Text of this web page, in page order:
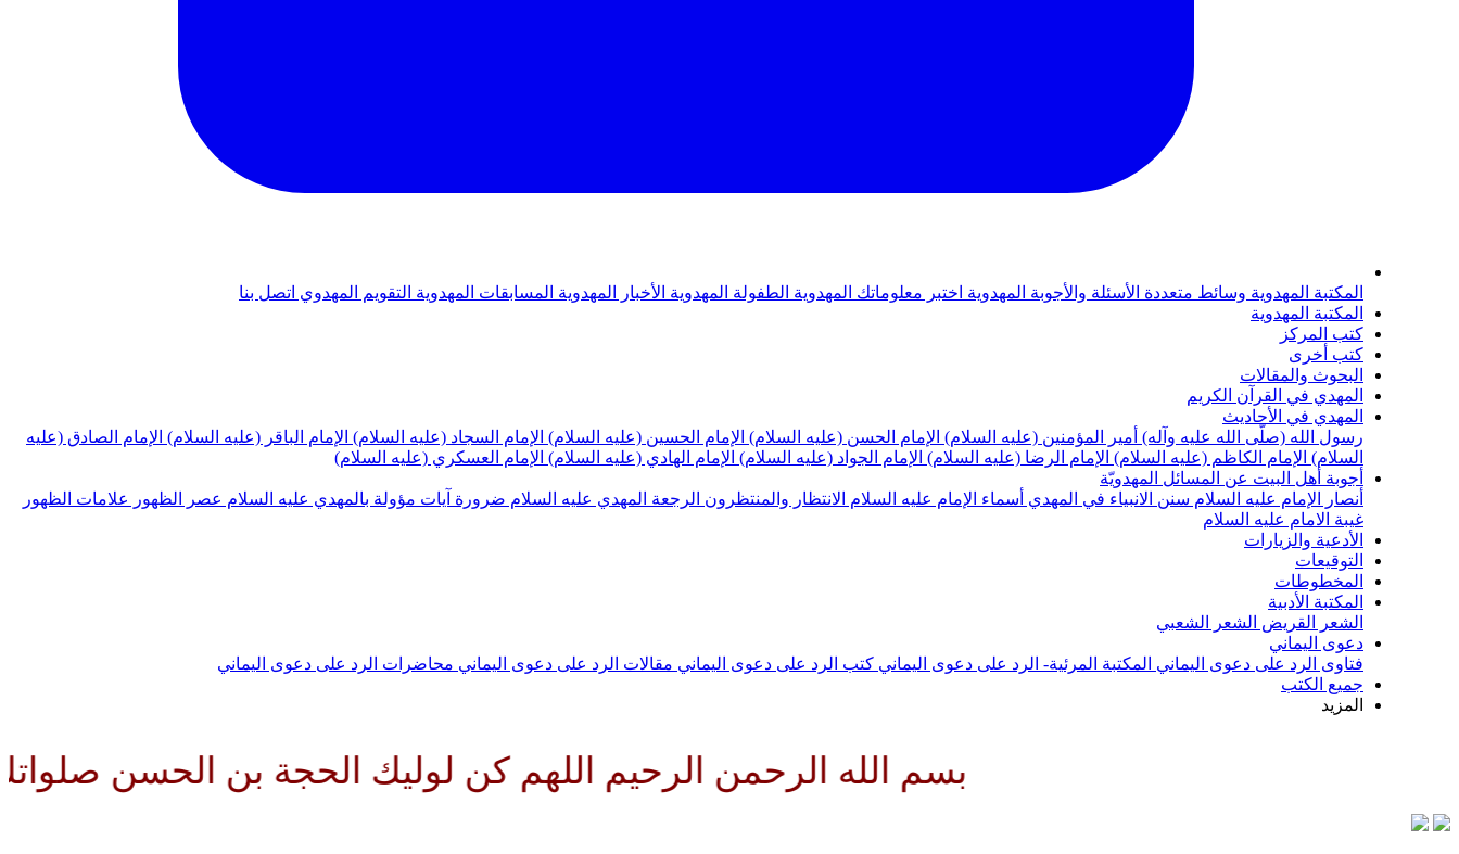
المكتبة المهدوية وسائط متعددة الأسئلة والأجوبة المهدوية اختبر معلوماتك المهدوية الطفولة المهدوية الأخبار المهدوية المسابقات المهدوية التقويم المهدوي اتصل بنا
المكتبة المهدوية
كتب المركز
كتب أخرى
البحوث والمقالات
المهدي في القرآن الكريم
المهدي في الأحاديث
رسول الله (صلّى الله عليه وآله) أمير المؤمنين (عليه السلام) الإمام الحسن (عليه السلام) الإمام الحسين (عليه السلام) الإمام السجاد (عليه السلام) الإمام الباقر (عليه السلام) الإمام الصادق (عليه
السلام) الإمام الكاظم (عليه السلام) الإمام الرضا (عليه السلام) الإمام الجواد (عليه السلام) الإمام الهادي (عليه السلام) الإمام العسكري (عليه السلام)
أجوبة أهل البيت عن المسائل المهدويّة
أنصار الإمام عليه السلام سنن الانبياء في المهدي أسماء الإمام عليه السلام الانتظار والمنتظرون الرجعة المهدي عليه السلام ضرورة آيات مؤولة بالمهدي عليه السلام عصر الظهور
علامات الظهور
غيبة الامام عليه السلام
الأدعية والزيارات
التوقيعات
المخطوطات
المكتبة الأدبية
الشعر القريض الشعر الشعبي
دعوى اليماني
فتاوى الرد على دعوى اليماني المكتبة المرئية- الرد على دعوى اليماني كتب الرد على دعوى اليماني مقالات الرد على دعوى اليماني محاضرات الرد على دعوى اليماني
جميع الكتب
المزيد
بسم الله الرحمن الرحيم اللهم كن لوليك الحجة بن الحسن صلواتك عليه